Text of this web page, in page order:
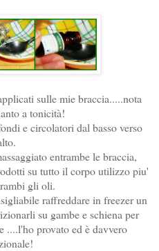
sulle mie braccia.....nota
a tonicità!
e circolatori dal basso verso
entrambe le braccia,
su tutto il corpo utilizzo piu'
gli oli.
raffreddare in freezer un
su gambe e schiena per
....l'ho provato ed è davvero